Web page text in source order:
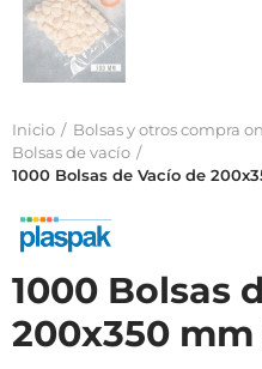
Inicio
Bolsas y otros compra
Bolsas de vacío
1000 Bolsas de Vacío de
1000 Bolsas
200x350